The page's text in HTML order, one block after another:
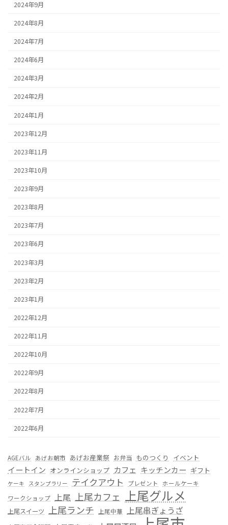
2024年9月
2024年8月
2024年7月
2024年6月
2024年3月
2024年2月
2024年1月
2023年12月
2023年11月
2023年10月
2023年9月
2023年8月
2023年7月
2023年6月
2023年3月
2023年2月
2023年1月
2022年12月
2022年11月
2022年10月
2022年9月
2022年8月
2022年7月
2022年6月
AGEバル あげお朝市 あげお産業祭 お弁当 ものつくり イベント
イートイン オンラインショップ カフェ キッチンカー ギフト
ケーキ スタンプラリー テイクアウト プレゼント
ホールケーキ
ワークショップ 上尾 上尾カフェ 上尾グルメ
上尾スイーツ 上尾ランチ 上尾中華 上尾串ぎょうざ